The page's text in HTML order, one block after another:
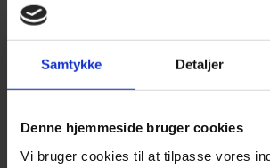
Samtykke Detaljer
Denne hjemmeside bruger cookies
Vi bruger cookies til at tilpasse vores
Mann Oliefilter samt